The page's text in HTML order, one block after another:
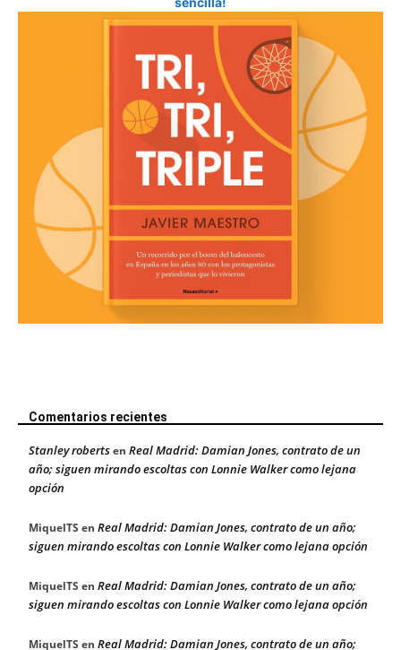
Comentarios recientes
Stanley robertsen Real Madrid: Damian Jones, contrato de un
año; siguen mirando escoltas con Lonnie Walker como lejana
opción
MiquelTS en Real Madrid: Damian Jones, contrato de un año;
siguen mirando escoltas con Lonnie Walker como lejana opción
MiquelTS en Real Madrid: Damian Jones, contrato de un año;
siguen mirando escoltas con Lonnie Walker como lejana opción
MiquelTS en Real Madrid: Damian Jones, contrato de un año;